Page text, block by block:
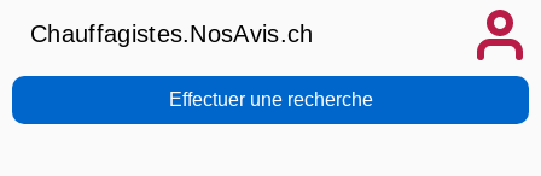
Chauffagistes.NosAvis.ch
Effectuer une recherche